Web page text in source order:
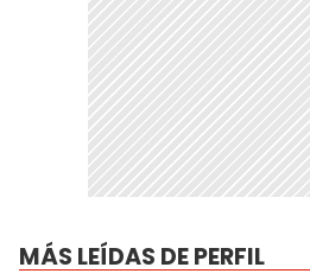
MÁS LEÍDAS DE PERFIL